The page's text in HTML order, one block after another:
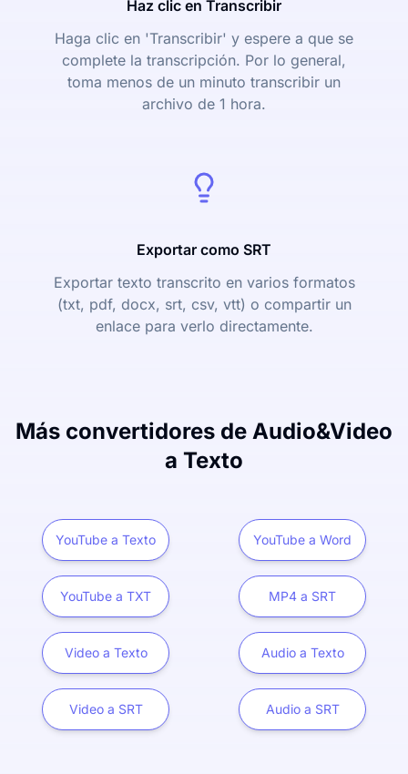
Haz clic en Transcribir
Haga clic en 'Transcribir' y espere a que se
complete la transcripción. Por lo general,
toma menos de un minuto transcribir un
archivo de 1 hora.
Exportar como SRT
Exportar texto transcrito en varios formatos
(txt, pdf, docx, srt, csv, vtt) o compartir un
enlace para verlo directamente.
Más convertidores de Audio&Video
a Texto
YouTube a Texto YouTube a Word
YouTube a TXT MP4 a SRT
Video a Texto Audio a Texto
Video a SRT Audio a SRT